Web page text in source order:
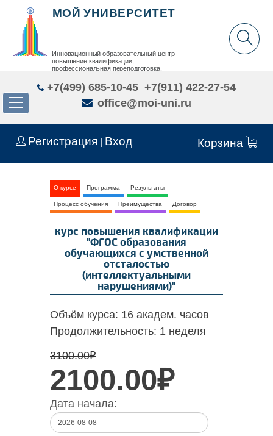
Регистрация Вход Корзина
МОЙ УНИВЕРСИТЕТ
Инновационный образовательный центр
повышение квалификации,
профессиональная переподготовка,
+7(499) 685-10-45 +7(911) 422-27-54
office@moi-uni.ru
О курсе Программа Результаты
Процесс обучения Преимущества Договор
курс повышения квалификации
"ФГОС образования
обучающихся с умственной
отсталостью
(интеллектуальными
нарушениями)"
Объём курса: 16 академ. часов
Продолжительность: 1 неделя
3100.00₽
2100.00₽
Дата начала: